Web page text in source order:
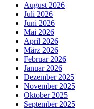
August 2026
Juli 2026
Juni 2026
Mai 2026
April 2026
März 2026
Februar 2026
Januar 2026
Dezember 2025
November 2025
Oktober 2025
September 2025